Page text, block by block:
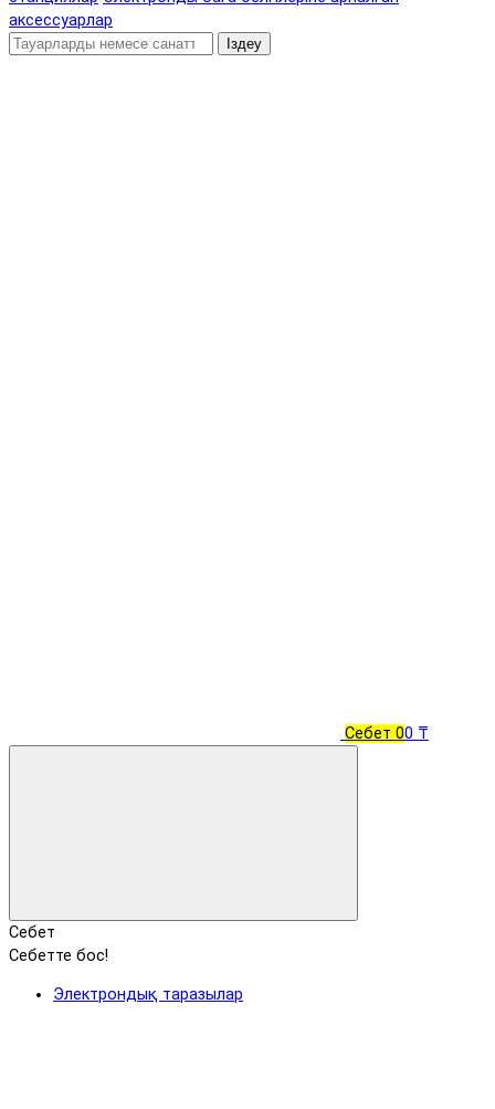
аксессуарлар
Іздеу
Себет 00 ₸
Себет
Себетте бос!
Электрондық таразылар